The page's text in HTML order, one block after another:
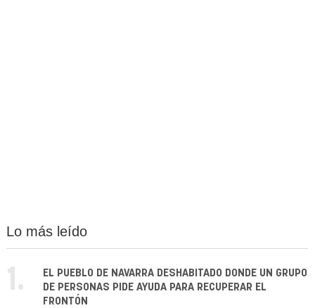
Lo más leído
1.
EL PUEBLO DE NAVARRA DESHABITADO DONDE UN GRUPO
DE PERSONAS PIDE AYUDA PARA RECUPERAR EL
FRONTÓN